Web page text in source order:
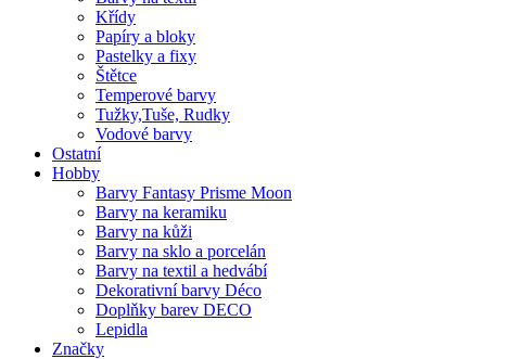
Křídy
Papíry a bloky
Pastelky a fixy
Štětce
Temperové barvy
Tužky,Tuše, Rudky
Vodové barvy
Ostatní
Hobby
Barvy Fantasy Prisme Moon
Barvy na keramiku
Barvy na kůži
Barvy na sklo a porcelán
Barvy na textil a hedvábí
Dekorativní barvy Déco
Doplňky barev DECO
Lepidla
Značky